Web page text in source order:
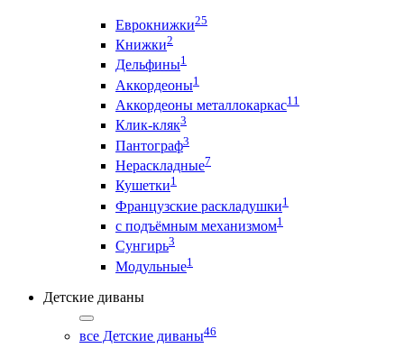
Еврокнижки25
Книжки2
Дельфины1
Аккордеоны1
Аккордеоны металлокаркас11
Клик-кляк3
Пантограф3
Нераскладные7
Кушетки1
Французские раскладушки1
с подъёмным механизмом1
Сунгирь3
Модульные1
Детские диваны
все Детские диваны46